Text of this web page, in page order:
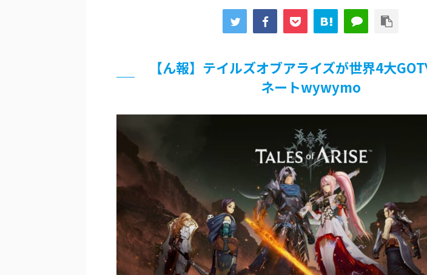
北原ももさんの挑発!!!
【画像】顔100点、体30点の女ｗｗｗ
「洋画に日本版主題歌は必要か?」論争
超能力が使えるようになったので限界まで極める事にした件 その２
【画像】『プリズマ☆イリヤ』の新グッズ、流石に一線を越えてしまう
敵「ダンクーガは合体するまでが長過ぎてつまらない」←合体する前から面白いん
まとめチェッカーは閉鎖しました。RSSの解除をお願いします。
【信長の野望・新生】米問屋をどういう時にどこに建てるのかわからない
NHKにようこそ！を見終えたんだがｗｗｗ
Powered by livedoor 相互RSS
【ん報】テイルズオブアライズが世界4大
ネートwywymo